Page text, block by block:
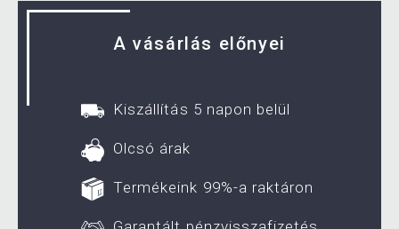
A vásárlás előnyei
Kiszállítás 5 napon belül
Olcsó árak
Termékeink 99%-a raktáron